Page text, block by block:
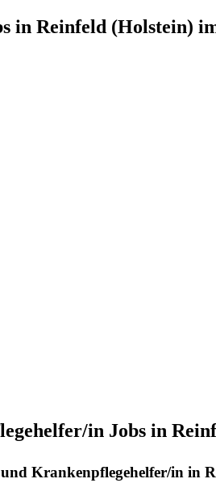
in Reinfeld (Holstein)
in Jobs in
Krankenpflegehelfer/in in